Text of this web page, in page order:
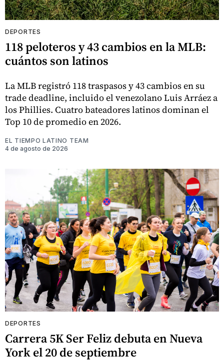
DEPORTES
118 peloteros y 43 cambios en la MLB:
cuántos son latinos
La MLB registró 118 traspasos y 43 cambios en su
trade deadline, incluido el venezolano Luis Arráez a
los Phillies. Cuatro bateadores latinos dominan el
Top 10 de promedio en 2026.
EL TIEMPO LATINO TEAM
4 de agosto de 2026
DEPORTES
Carrera 5K Ser Feliz debuta en Nueva
York el 20 de septiembre